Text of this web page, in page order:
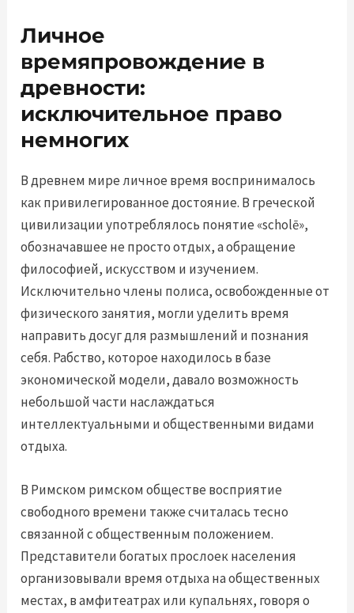
Личное
времяпровождение в
древности:
исключительное право
немногих
В древнем мире личное время воспринималось
как привилегированное достояние. В греческой
цивилизации употреблялось понятие «scholē»,
обозначавшее не просто отдых, а обращение
философией, искусством и изучением.
Исключительно члены полиса, освобожденные от
физического занятия, могли уделить время
направить досуг для размышлений и познания
себя. Рабство, которое находилось в базе
экономической модели, давало возможность
небольшой части наслаждаться
интеллектуальными и общественными видами
отдыха.
В Римском римском обществе восприятие
свободного времени также считалась тесно
связанной с общественным положением.
Представители богатых прослоек населения
организовывали время отдыха на общественных
местах, в амфитеатрах или купальнях, говоря о